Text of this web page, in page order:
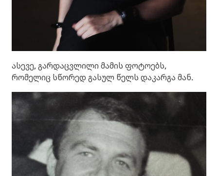
ასევე, გარდაცვლილი მამის ფოტოებს,
რომელიც სწორედ გასულ წელს დაკარგა მან.